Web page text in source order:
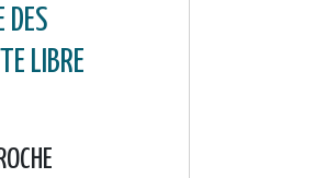
DES
LIBRE